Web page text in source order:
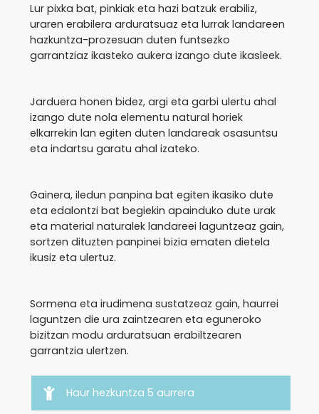
Lur pixka bat, pinkiak eta hazi batzuk erabiliz,
uraren erabilera arduratsuaz eta lurrak landareen
hazkuntza-prozesuan duten funtsezko
garrantziaz ikasteko aukera izango dute ikasleek.
Jarduera honen bidez, argi eta garbi ulertu ahal
izango dute nola elementu natural horiek
elkarrekin lan egiten duten landareak osasuntsu
eta indartsu garatu ahal izateko.
Gainera, iledun panpina bat egiten ikasiko dute
eta edalontzi bat begiekin apainduko dute urak
eta material naturalek landareei laguntzeaz gain,
sortzen dituzten panpinei bizia ematen dietela
ikusiz eta ulertuz.
Sormena eta irudimena sustatzeaz gain, haurrei
laguntzen die ura zaintzearen eta eguneroko
bizitzan modu arduratsuan erabiltzearen
garrantzia ulertzen.
Haur hezkuntza 5 aurrera